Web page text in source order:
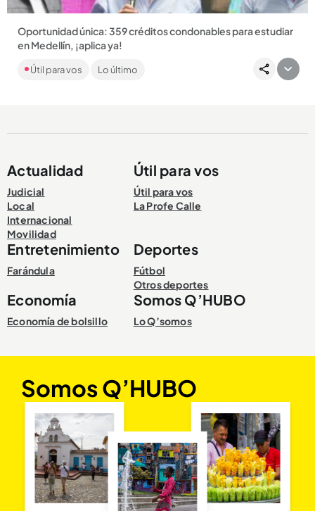
Oportunidad única: 359 créditos condonables para estudiar
en Medellín, ¡aplica ya!
La Alcaldía de Medellín lanzó una nueva convocatoria de los
Fondos Sapiencia para que más jóvenes puedan cumplir el
Útil para vos Lo último
Compartir Noticia
Actualidad
Judicial
Local
Internacional
Movilidad
Útil para vos
Útil para vos
La Profe Calle
Entretenimiento
Farándula
Deportes
Fútbol
Otros deportes
Economía
Economía de bolsillo
Somos Q’HUBO
Lo Q’somos
Somos Q’HUBO